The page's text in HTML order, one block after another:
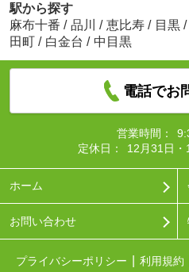
駅から探す
麻布十番 / 品川 / 恵比寿 / 目黒 /
田町 / 白金台 / 中目黒
電話でお
営業時間：
定休日：
12月31日・
ホーム
お問い合わせ
プライバシーポリシー 利用規約